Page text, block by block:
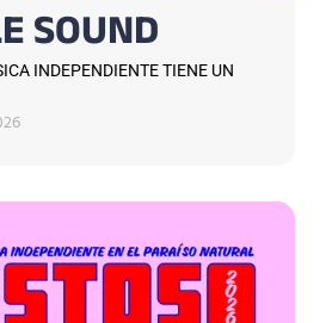
SOUND
INDEPENDIENTE TIENE UN